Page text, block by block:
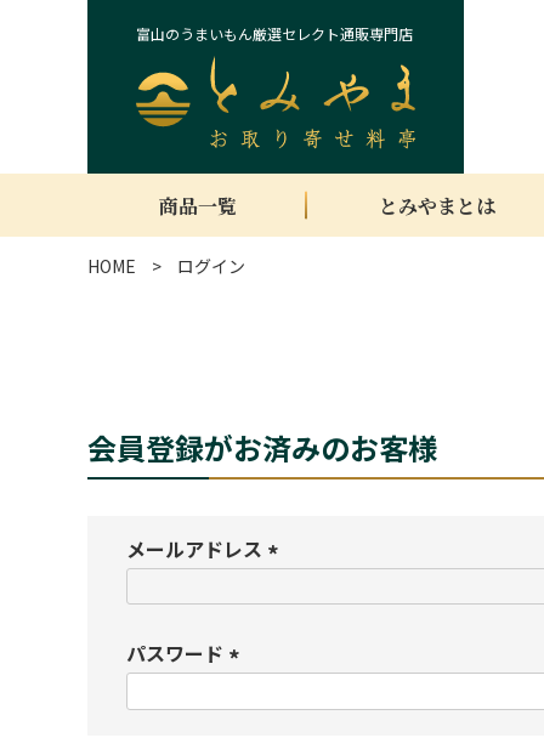
富山のうまいもん厳選セレクト通販専門店
商品一覧 とみやまとは
HOME ログイン
会員登録がお済みのお客様
メールアドレス
必
パスワード
必